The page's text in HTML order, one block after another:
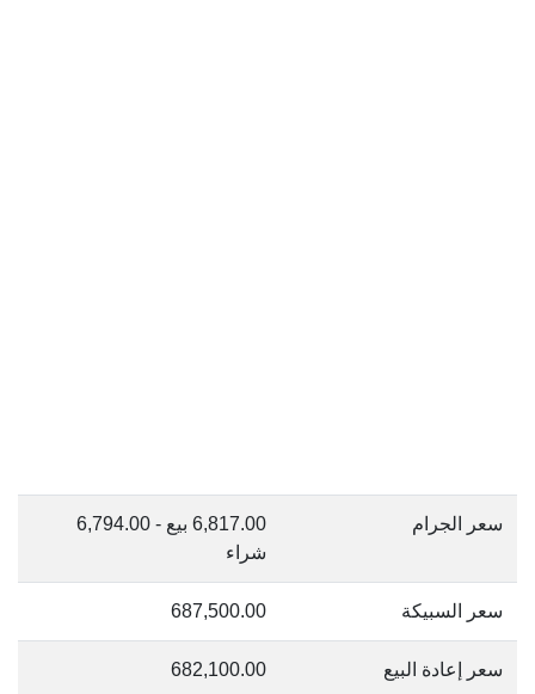
سعر الجرام
6,817.00 بيع - 6,794.00
شراء
سعر السبيكة 687,500.00
سعر إعادة البيع 682,100.00